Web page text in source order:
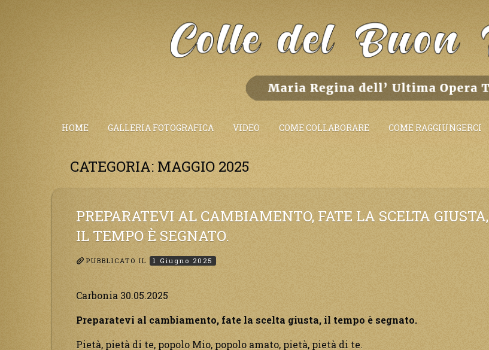
HOME GALLERIA FOTOGRAFICA VIDEO COME COLLABORARE COME RAGGIUNGERCI
CATEGORIA: MAGGIO 2025
PREPARATEVI AL CAMBIAMENTO, FATE LA SCELTA GIUSTA,
IL TEMPO È SEGNATO.
PUBBLICATO IL 1 Giugno 2025
Carbonia 30.05.2025
Preparatevi al cambiamento, fate la scelta giusta, il tempo è segnato.
Pietà, pietà di te, popolo Mio, popolo amato, pietà, pietà di te.